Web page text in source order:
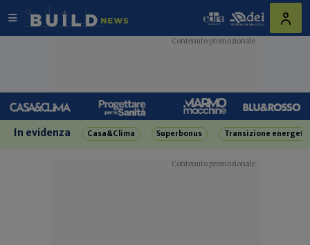
In evidenza Casa&Clima Superbonus Transizione